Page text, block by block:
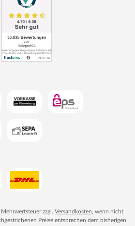
zzgl. Versandkosten, wenn nicht
Preise entsprechen dem bisherigen